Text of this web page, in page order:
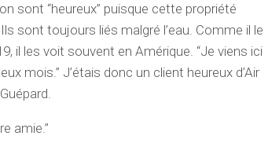
sont “heureux” puisque cette propriété
sont toujours liés malgré l’eau. Comme il le
il les voit souvent en Amérique. “Je viens ici
mois.” J’étais donc un client heureux d’Air
amie.”